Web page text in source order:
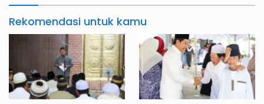
Rekomendasi untuk kamu